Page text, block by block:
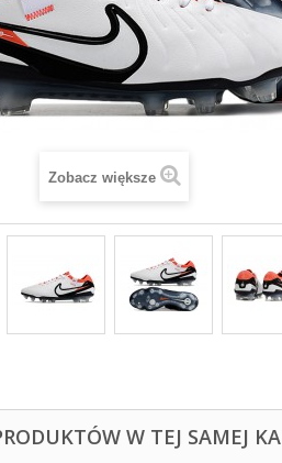
Zobacz większe
W TEJ SAMEJ